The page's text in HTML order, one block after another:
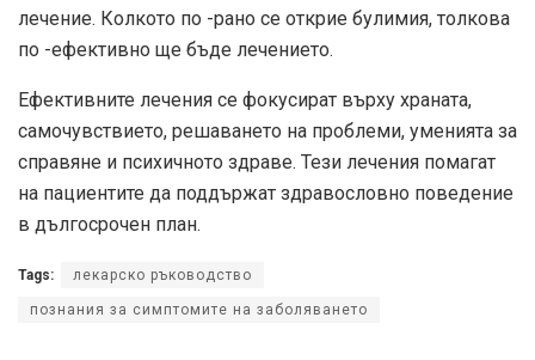
лечение. Колкото по -рано се открие булимия, толкова
по -ефективно ще бъде лечението.
Ефективните лечения се фокусират върху храната,
самочувствието, решаването на проблеми, уменията за
справяне и психичното здраве. Тези лечения помагат
на пациентите да поддържат здравословно поведение
в дългосрочен план.
Tags: лекарско ръководство
познания за симптомите на заболяването